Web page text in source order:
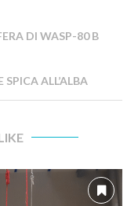
DI WASP-80 B
ALL’ALBA